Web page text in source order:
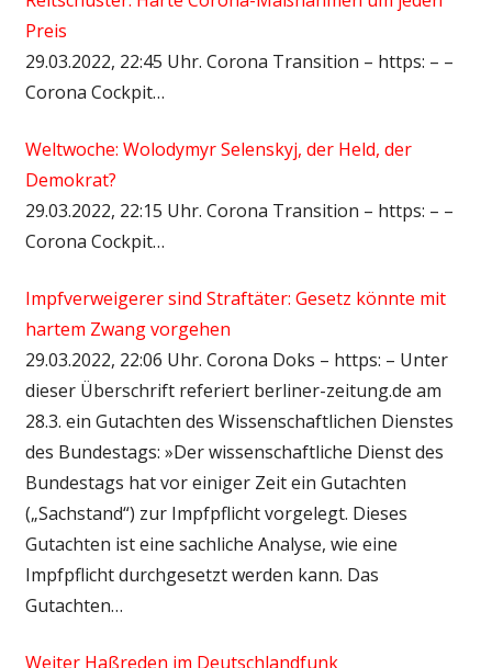
Preis
29.03.2022, 22:45 Uhr. Corona Transition – https: – –
Corona Cockpit…
Weltwoche: Wolodymyr Selenskyj, der Held, der
Demokrat?
29.03.2022, 22:15 Uhr. Corona Transition – https: – –
Corona Cockpit…
Impfverweigerer sind Straftäter: Gesetz könnte mit
hartem Zwang vorgehen
29.03.2022, 22:06 Uhr. Corona Doks – https: – Unter
dieser Überschrift referiert berliner-zeitung.de am
28.3. ein Gutachten des Wissenschaftlichen Dienstes
des Bundestags: »Der wissenschaftliche Dienst des
Bundestags hat vor einiger Zeit ein Gutachten
(„Sachstand“) zur Impfpflicht vorgelegt. Dieses
Gutachten ist eine sachliche Analyse, wie eine
Impfpflicht durchgesetzt werden kann. Das
Gutachten…
Weiter Haßreden im Deutschlandfunk